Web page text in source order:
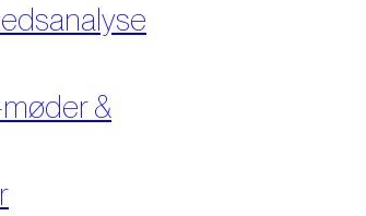
&